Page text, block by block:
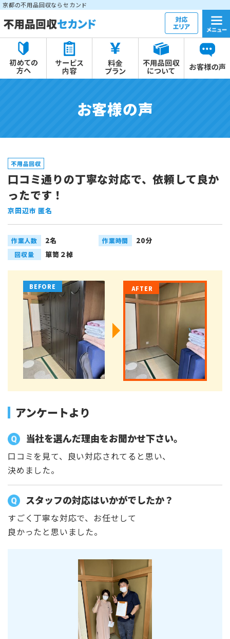
京都の不用品回収ならセカンド
お客様の声
不用品回収
口コミ通りの丁寧な対応で、依頼して良か
ったです！
京田辺市 匿名
作業人数 2名 作業時間 20分
回収量 箪笥２棹
アンケートより
当社を選んだ理由をお聞かせ下さい。
口コミを見て、良い対応されてると思い、
決めました。
スタッフの対応はいかがでしたか？
すごく丁寧な対応で、お任せして
良かったと思いました。